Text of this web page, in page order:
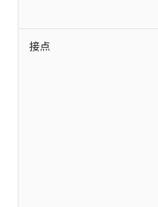
接点